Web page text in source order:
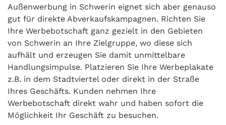
Außenwerbung in Schwerin eignet sich aber genauso
gut für direkte Abverkaufskampagnen. Richten Sie
Ihre Werbebotschaft ganz gezielt in den Gebieten
von Schwerin an Ihre Zielgruppe, wo diese sich
aufhält und erzeugen Sie damit unmittelbare
Handlungsimpulse. Platzieren Sie Ihre Werbeplakate
z.B. in dem Stadtviertel oder direkt in der Straße
Ihres Geschäfts. Kunden nehmen Ihre
Werbebotschaft direkt wahr und haben sofort die
Möglichkeit Ihr Geschäft zu besuchen.